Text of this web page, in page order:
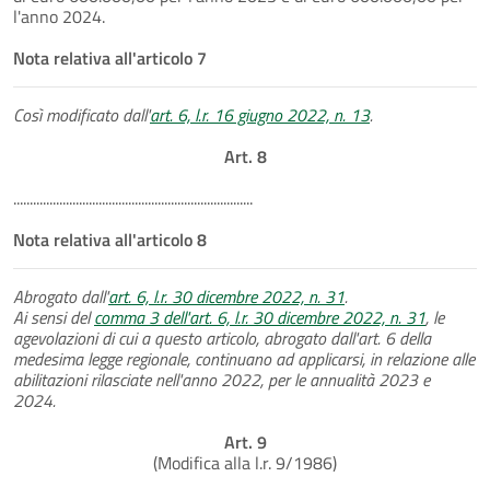
l'anno 2024.
Nota relativa all'articolo 7
Così modificato dall'art. 6, l.r. 16 giugno 2022, n. 13.
Art. 8
.........................................................................
Nota relativa all'articolo 8
Abrogato dall'art. 6, l.r. 30 dicembre 2022, n. 31.
Ai sensi delcomma 3 dell'art. 6, l.r. 30 dicembre 2022, n. 31, le
agevolazioni di cui a questo articolo, abrogato dall'art. 6 della
medesima legge regionale, continuano ad applicarsi, in relazione alle
abilitazioni rilasciate nell'anno 2022, per le annualità 2023 e
2024.
Art. 9
(Modifica alla l.r. 9/1986)